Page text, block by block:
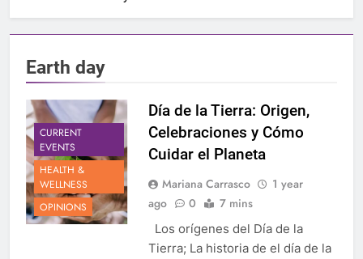
Earth day
CURRENT
EVENTS
HEALTH &
WELLNESS
OPINIONS
Día de la Tierra: Origen,
Celebraciones y Cómo
Cuidar el Planeta
Mariana Carrasco
1 year
ago
0 7 mins
Los orígenes del Día de la
Tierra; La historia de el día de la